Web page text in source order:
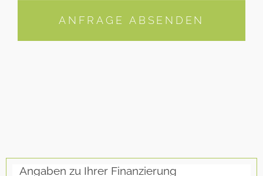
ANFRAGE ABSENDEN